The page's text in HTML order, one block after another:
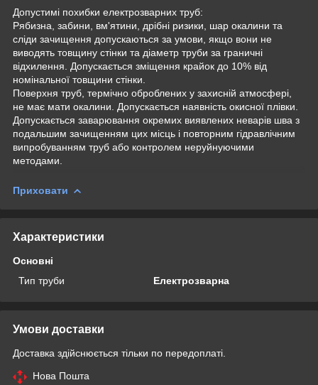
Допустимі похибки електрозварних труб:
Рябизна, забини, вм'ятини, дрібні ризики, шар окалини та
сліди зачищення допускаються за умови, якщо вони не
виводять товщину стінки та діаметр труби за граничні
відхилення. Допускається зміщення крайок до 10% від
номінальної товщини стінки.
Поверхня труб, термічно оброблених у захисній атмосфері,
не має мати окалини. Допускається наявність окисної плівки.
Допускається заварювання окремих виявлених неварів шва з
подальшим зачищенням цих місць і повторним гідравлічним
випробуванням труб або контролем неруйнуючими
методами.
Приховати
Характеристики
Основні
Тип труби
Електрозварна
Умови доставки
Доставка здійснюється тільки по передоплаті.
Нова Пошта